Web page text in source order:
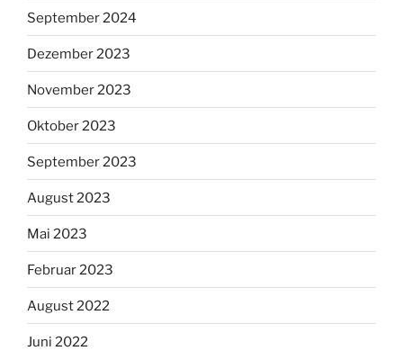
September 2024
Dezember 2023
November 2023
Oktober 2023
September 2023
August 2023
Mai 2023
Februar 2023
August 2022
Juni 2022